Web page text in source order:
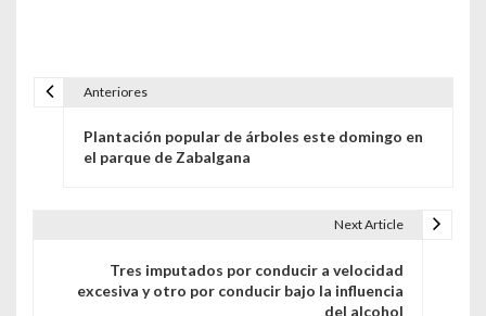
Anteriores
Plantación popular de árboles este domingo en
el parque de Zabalgana
Next Article
Tres imputados por conducir a velocidad
excesiva y otro por conducir bajo la influencia
del alcohol